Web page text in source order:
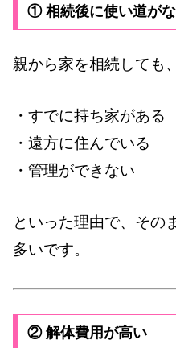
① 相続後に使い道が
親から家を相続しても、
・すでに持ち家がある
・遠方に住んでいる
・管理ができない
といった理由で、その
多いです。
② 解体費用が高い